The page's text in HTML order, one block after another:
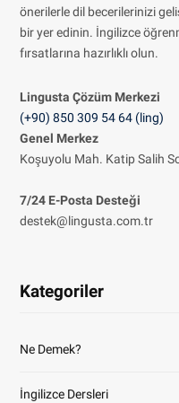
önerilerle dil becerilerinizi
bir yer edinin. İngilizce
fırsatlarına hazırlıklı olun.
Lingusta Çözüm Merkezi
(+90) 850 309 54 64 (ling)
Genel Merkez
Koşuyolu Mah. Katip Salih
7/24 E-Posta Desteği
destek@lingusta.com.tr
Kategoriler
Ne Demek?
İngilizce Dersleri